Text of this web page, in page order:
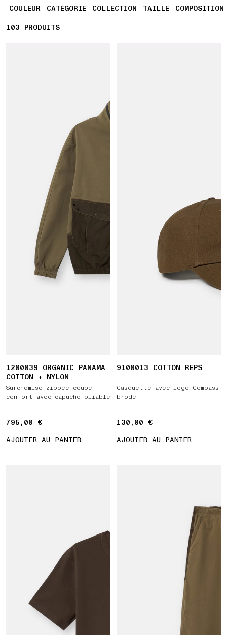
COULEUR
CATÉGORIE COLLECTION TAILLE COMPOSITION
103 103 PRODUITS
PRODUITS
1200039 ORGANIC PANAMA
COTTON + NYLON
Surchemise zippée coupe
confort avec capuche pliable
795,00 €
795,00 €
AJOUTER AU PANIER
9100013 COTTON REPS
Casquette avec logo Compass
brodé
130,00 €
130,00 €
AJOUTER AU PANIER